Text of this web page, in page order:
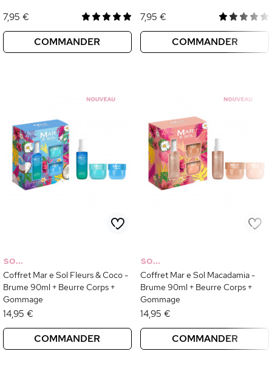
7,95 €
COMMANDER
7,95 €
COMMANDER
SO...
Coffret Mar e Sol Fleurs & Coco -
Brume 90ml + Beurre Corps +
Gommage
14,95 €
COMMANDER
SO...
Coffret Mar e Sol Macadamia -
Brume 90ml + Beurre Corps +
Gommage
14,95 €
COMMANDER